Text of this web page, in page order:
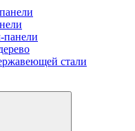
панели
стали